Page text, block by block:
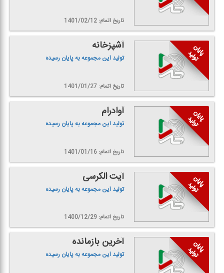
تاریخ اتمام: 1401/02/12
آشپزخانه
تولید این مجموعه به پایان رسیده
تاریخ اتمام: 1401/01/27
آوادرام
تولید این مجموعه به پایان رسیده
تاریخ اتمام: 1401/01/16
آیت الكرسی
تولید این مجموعه به پایان رسیده
تاریخ اتمام: 1400/12/29
آخرین بازمانده
تولید این مجموعه به پایان رسیده